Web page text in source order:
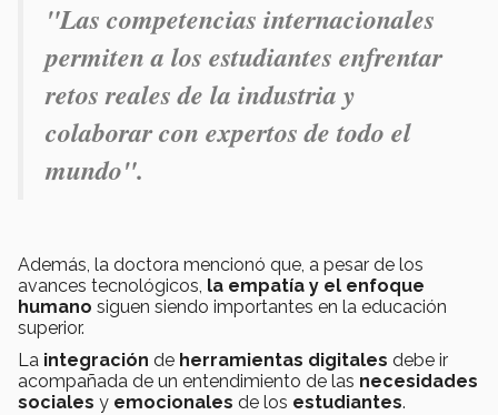
"Las competencias internacionales
permiten a los estudiantes enfrentar
retos reales de la industria y
colaborar con expertos de todo el
mundo".
Además, la doctora mencionó que, a pesar de los
avances tecnológicos, la empatía y el enfoque
humano siguen siendo importantes en la educación
superior.
La integración de herramientas digitales debe ir
acompañada de un entendimiento de las necesidades
sociales y emocionales de los estudiantes.